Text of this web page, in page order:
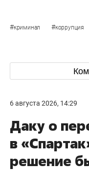
#криминал #коррупция
6 августа 2026, 14:29
Даку о
в
решение